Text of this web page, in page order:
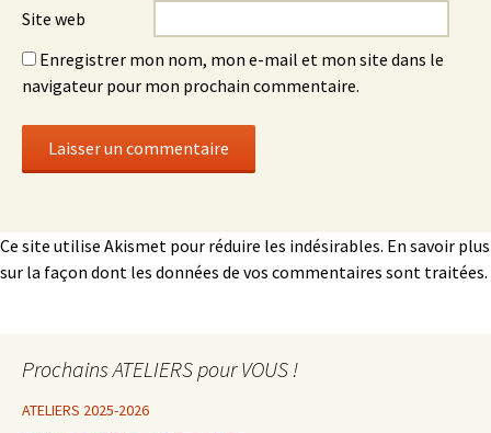
Site web
Enregistrer mon nom, mon e-mail et mon site dans le
navigateur pour mon prochain commentaire.
Ce site utilise Akismet pour réduire les indésirables. En savoir plus
sur la façon dont les données de vos commentaires sont traitées.
Prochains ATELIERS pour VOUS !
ATELIERS 2025-2026